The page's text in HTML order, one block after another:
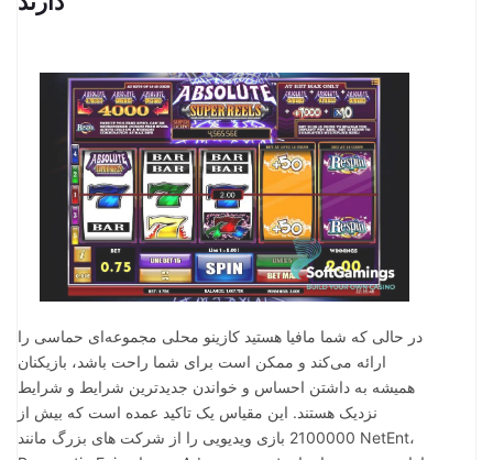
در حالی که شما مافیا هستید کازینو محلی مجموعه‌ای حماسی را
ارائه می‌کند و ممکن است برای شما راحت باشد، بازیکنان
همیشه به داشتن احساس و خواندن جدیدترین شرایط و شرایط
نزدیک هستند. این مقیاس یک تاکید عمده است که بیش از
2100000 بازی ویدیویی را از شرکت های بزرگ مانند NetEnt،